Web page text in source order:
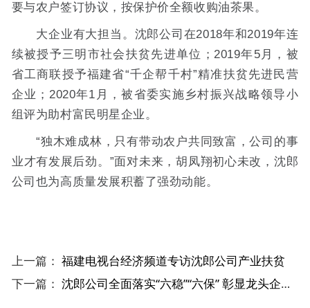
要与农户签订协议，按保护价全额收购油茶果。
大企业有大担当。沈郎公司在2018年和2019年连
续被授予三明市社会扶贫先进单位；2019年5月，被
省工商联授予福建省“千企帮千村”精准扶贫先进民营
企业；2020年1月，被省委实施乡村振兴战略领导小
组评为助村富民明星企业。
“独木难成林，只有带动农户共同致富，公司的事
业才有发展后劲。”面对未来，胡凤翔初心未改，沈郎
公司也为高质量发展积蓄了强劲动能。
上一篇： 福建电视台经济频道专访沈郎公司产业扶贫
下一篇： 沈郎公司全面落实“六稳”“六保” 彰显龙头企业担当